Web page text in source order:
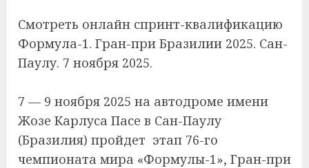
Смотреть онлайн спринт-квалификацию
Формула-1. Гран-при Бразилии 2025. Сан-
Паулу. 7 ноября 2025.
7 — 9 ноября 2025 на автодроме имени
Жозе Карлуса Пасе в Сан-Паулу
(Бразилия) пройдет этап 76-го
чемпионата мира «Формулы-1», Гран-при